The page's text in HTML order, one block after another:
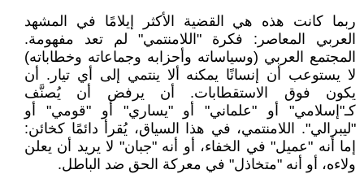
ربما كانت هذه هي القضية الأكثر إيلامًا في المشهد
العربي المعاصر: فكرة "اللامنتمي" لم تعد مفهومة.
المجتمع العربي (وسياساته وأحزابه وجماعاته وخطاباته)
لا يستوعب أن إنسانًا يمكنه ألا ينتمي إلى أي تيار. أن
يكون فوق الاستقطابات. أن يرفض أن يُصنَّف
كـ"إسلامي" أو "علماني" أو "يساري" أو "قومي" أو
"ليبرالي". اللامنتمي، في هذا السياق، يُقرأ دائمًا كخائن:
إما أنه "عميل" في الخفاء، أو أنه "جبان" لا يريد أن يعلن
ولاءه، أو أنه "متخاذل" في معركة الحق ضد الباطل.